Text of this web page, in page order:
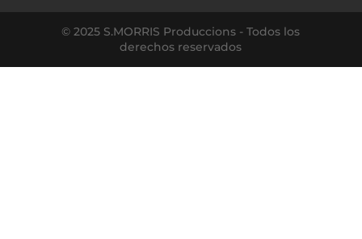
© 2025 S.MORRIS Produccions - Todos los
derechos reservados